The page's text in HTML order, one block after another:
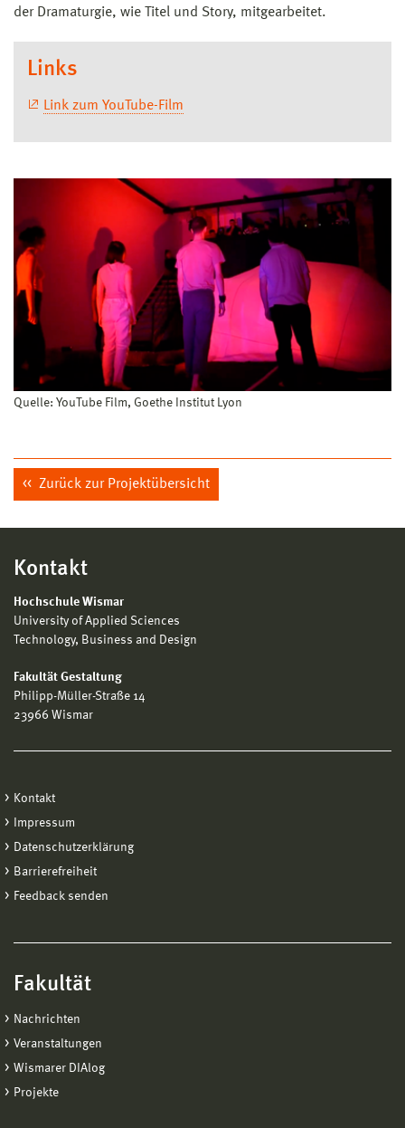
der Dramaturgie, wie Titel und Story, mitgearbeitet.
Links
Link zum YouTube-Film
Quelle: YouTube Film, Goethe Institut Lyon
Zurück zur Projektübersicht
Kontakt
Hochschule Wismar
University of Applied Sciences
Technology, Business and Design
Fakultät Gestaltung
Philipp-Müller-Straße 14
23966 Wismar
Kontakt
Impressum
Datenschutzerklärung
Barrierefreiheit
Feedback senden
Fakultät
Nachrichten
Veranstaltungen
Wismarer DIAlog
Projekte